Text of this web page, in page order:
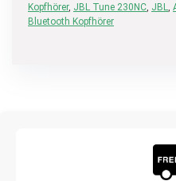
Kopfhörer, JBL Tune 230NC, JBL,
Bluetooth Kopfhörer